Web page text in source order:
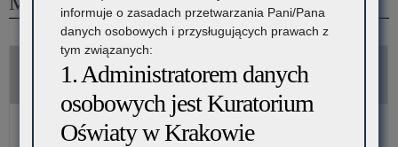
Rok szkolny 2020/2021
Etap szkolny – zadania
Etap szkolny – schemat oceniania
Konkurs
Języka
Polskiego
informuje o zasadach przetwarzania Pani/Pana
danych osobowych i przysługujących prawach z
tym związanych:
1. Administratorem danych
osobowych jest Kuratorium
Oświaty w Krakowie